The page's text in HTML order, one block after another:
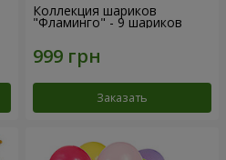
Коллекция шариков
"Фламинго" - 9 шариков
Заказать